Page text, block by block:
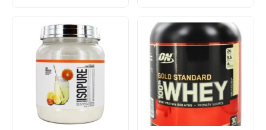
original
era:
R$558,94.
atual
é: